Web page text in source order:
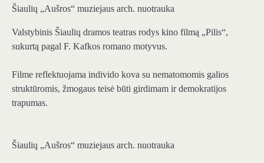
Šiaulių „Aušros“ muziejaus arch. nuotrauka
Valstybinis Šiaulių dramos teatras rodys kino filmą „Pilis“,
sukurtą pagal F. Kafkos romano motyvus.
Filme reflektuojama individo kova su nematomomis galios
struktūromis, žmogaus teisė būti girdimam ir demokratijos
trapumas.
Šiaulių „Aušros“ muziejaus arch. nuotrauka